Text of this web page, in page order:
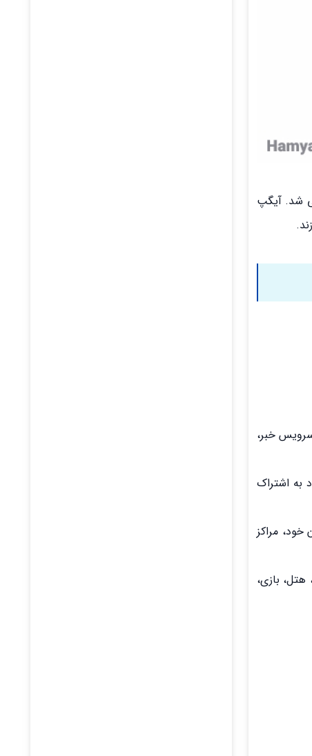
پیام رسان‌های ایرانی شد. آیگپ
خبر،
به اشتراک
مراکز
بازی،